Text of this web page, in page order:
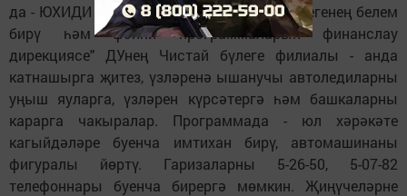
да - ЮХИДИ бүлеге, "ТР юл хәрәкәте иминлегенең белем
бирү һәм фәнни программаларын финанслау
дирекциясе" ДУнең Чистай бүлеге филиалы - анда
катнашырга җитез, үзләренә ышанучы автоледиларны
уңыш яуларга, үзләрен күрсәтергә һәм башкаларны
карарга чакыралар. Программада - юл хәрәкәте
кагыйдәләре буенча имтихан бирү, автомашинаны
фигуралы йөртү. Гаризаларны 5-26-50, 5-07-82
телефоннары буенча бирергә мөмкин. Җиңүчеләрне